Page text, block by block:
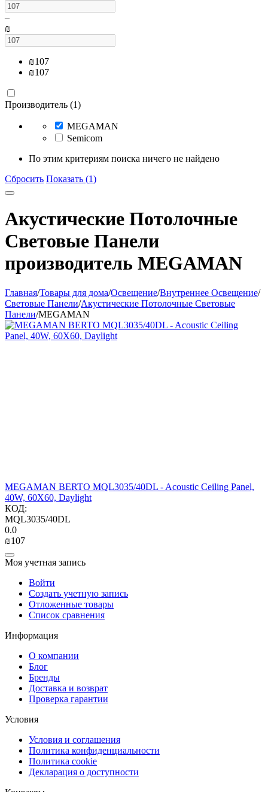
–
₪
₪107
₪107
Производитель (1)
MEGAMAN
Semicom
По этим критериям поиска ничего не найдено
Сбросить Показать (1)
Акустические Потолочные
Световые Панели
производитель MEGAMAN
Главная/Товары для дома/Освещение/Внутреннее Освещение/
Световые Панели/Акустические Потолочные Световые
Панели/MEGAMAN
​MEGAMAN BERTO​ MQL3035/40DL - Acoustic Ceiling Panel,
40W, 60X60, Daylight​
КОД:
MQL3035/40DL
0.0
₪‍107‍
Моя учетная запись
Войти
Создать учетную запись
Отложенные товары
Список сравнения
Информация
О компании
Блог
Бренды
Доставка и возврат
Проверка гарантии
Условия
Условия и соглашения
Политика конфиденциальности
Политика cookie
Декларация о доступности